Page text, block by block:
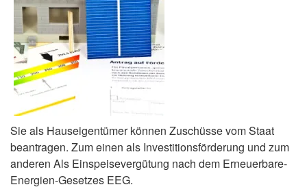
Sie als Hauseigentümer können Zuschüsse vom Staat
beantragen. Zum einen als Investitionsförderung und zum
anderen Als Einspeisevergütung nach dem Erneuerbare-
Energien-Gesetzes EEG.